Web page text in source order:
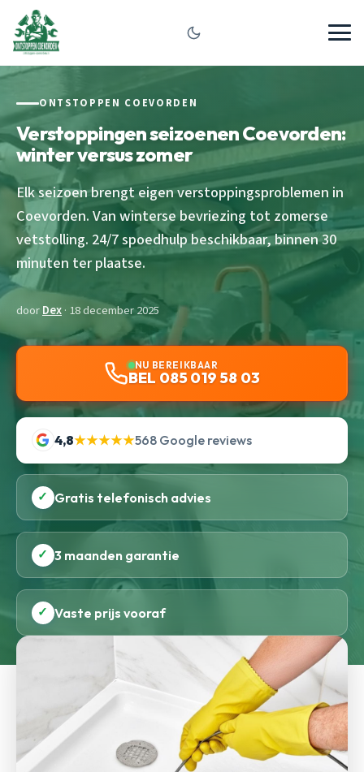
ONTSTOPPEN COEVORDEN
Verstoppingen seizoenen Coevorden:
winter versus zomer
Elk seizoen brengt eigen verstoppingsproblemen in
Coevorden. Van winterse bevriezing tot zomerse
vetstolling. 24/7 spoedhulp beschikbaar, binnen 30
minuten ter plaatse.
doorDex· 18 december 2025
NU BEREIKBAAR
BEL 085 019 58 03
4,8★★★★★568 Google reviews
✓ Gratis telefonisch advies
✓ 3 maanden garantie
✓ Vaste prijs vooraf